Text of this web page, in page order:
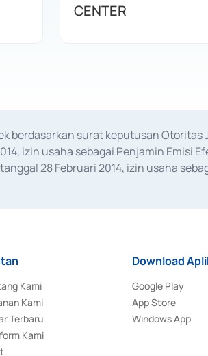
CENTER
berdasarkan surat keputusan Otoritas
izin usaha sebagai Penjamin Emisi
28 Februari 2014, izin usaha
Kami
Kami
Terbaru
Kami
Download
Google Play
App Store
Windows App